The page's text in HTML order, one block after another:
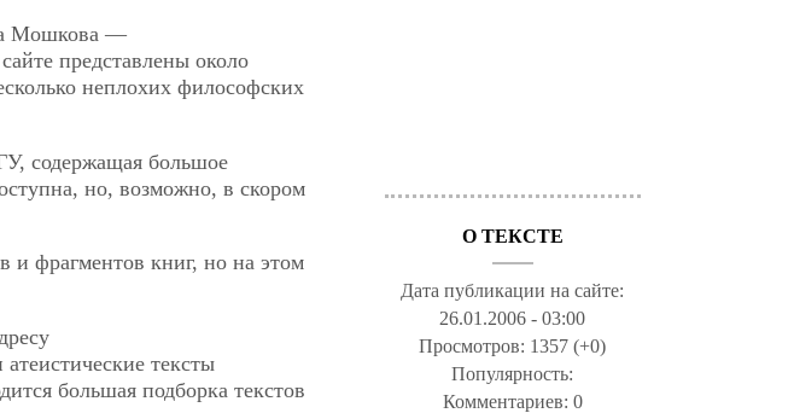
Мошкова —
представлены около
неплохих философских
содержащая большое
но, возможно, в скором
и фрагментов книг, но на этом
тексты
большая подборка текстов
О ТЕКСТЕ
Дата публикации на сайте:
26.01.2006 - 03:00
Просмотров: 1357 (+0)
Популярность:
Комментариев: 0